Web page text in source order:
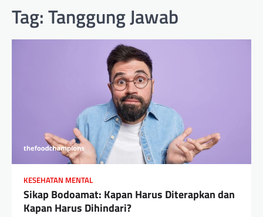
Tag:Tanggung Jawab
KESEHATAN MENTAL
Sikap Bodoamat: Kapan Harus Diterapkan dan
Kapan Harus Dihindari?